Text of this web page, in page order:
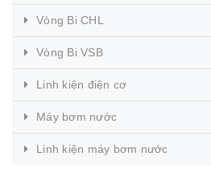
Vòng Bi CHL
Vòng Bi VSB
Linh kiện điện cơ
Máy bơm nước
Linh kiện máy bơm nước